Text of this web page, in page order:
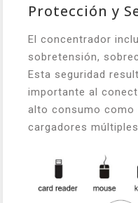
Protección y
El concentrador
sobretensión,
Esta seguridad
importante al
alto consumo
cargadores